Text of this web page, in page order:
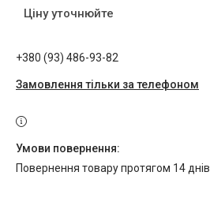
Ціну уточнюйте
+380 (93) 486-93-82
Замовлення тільки за телефоном
повернення товару протягом 14 днів